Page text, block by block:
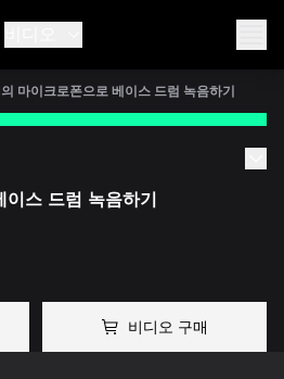
마이크로폰으로 베이스 드럼 녹음하기
이스 드럼 녹음하기
비디오 구매